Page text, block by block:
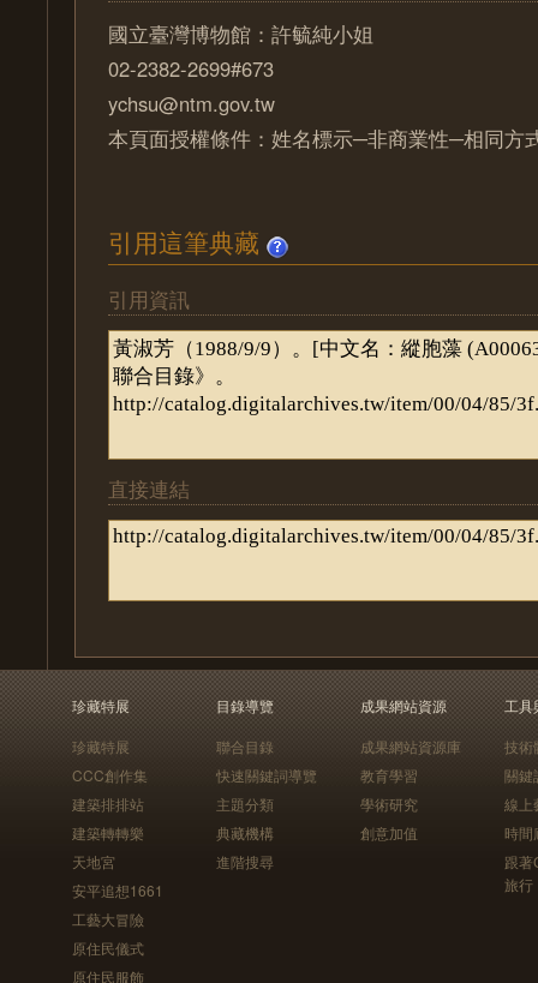
國立臺灣博物館：許毓純小姐
02-2382-2699#673
ychsu@ntm.gov.tw
本頁面授權條件：姓名標示─非商業性─相同方
引用這筆典藏
引用資訊
直接連結
珍藏特展
珍藏特展
CCC創作集
建築排排站
建築轉轉樂
天地宮
安平追想1661
工藝大冒險
原住民儀式
原住民服飾
目錄導覽
聯合目錄
快速關鍵詞導覽
主題分類
典藏機構
進階搜尋
成果網站資源
成果網站資源庫
教育學習
學術研究
創意加值
工具
技術
關鍵
線上
時間
跟
旅行